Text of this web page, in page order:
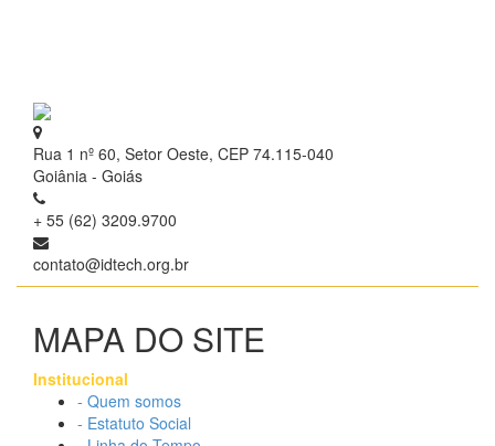
Rua 1 nº 60, Setor Oeste, CEP 74.115-040
Goiânia - Goiás
+ 55 (62) 3209.9700
contato@idtech.org.br
MAPA DO SITE
Institucional
- Quem somos
- Estatuto Social